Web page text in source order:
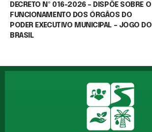
DECRETO Nº 016-2026 – DISPÕE SOBRE O
FUNCIONAMENTO DOS ÓRGÃOS DO
PODER EXECUTIVO MUNICIPAL – JOGO DO
BRASIL